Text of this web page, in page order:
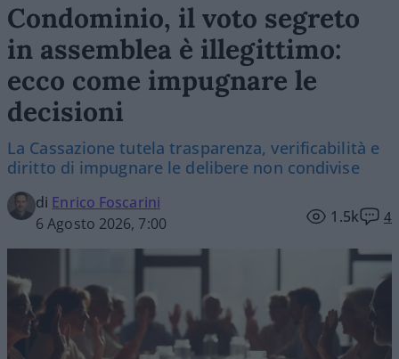
Condominio, il voto segreto
in assemblea è illegittimo:
ecco come impugnare le
decisioni
La Cassazione tutela trasparenza, verificabilità e
diritto di impugnare le delibere non condivise
di Enrico Foscarini
6 Agosto 2026, 7:00
1.5k 4